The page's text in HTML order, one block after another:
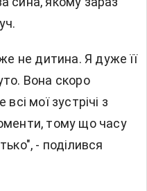
не дитина. Я дуже її
Вона скоро
мої зустрічі з
тому що часу
- поділився